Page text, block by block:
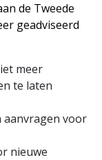
de Tweede
geadviseerd
meer
te laten
voor
nieuwe